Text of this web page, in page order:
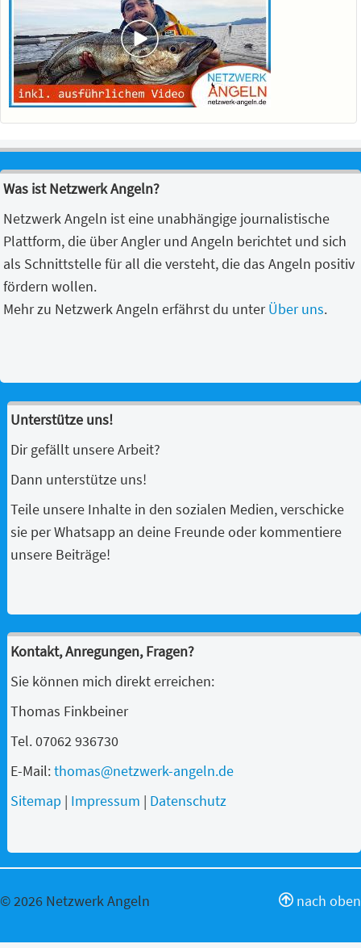
Was ist Netzwerk Angeln?
Netzwerk Angeln ist eine unabhängige journalistische
Plattform, die über Angler und Angeln berichtet und sich
als Schnittstelle für all die versteht, die das Angeln positiv
fördern wollen.
Mehr zu Netzwerk Angeln erfährst du unterÜber uns.
Unterstütze uns!
Dir gefällt unsere Arbeit?
Dann unterstütze uns!
Teile unsere Inhalte in den sozialen Medien, verschicke
sie per Whatsapp an deine Freunde oder kommentiere
unsere Beiträge!
Kontakt, Anregungen, Fragen?
Sie können mich direkt erreichen:
Thomas Finkbeiner
Tel. 07062 936730
E-Mail:thomas@netzwerk-angeln.de
Sitemap | Impressum | Datenschutz
nach oben
© 2026 Netzwerk Angeln